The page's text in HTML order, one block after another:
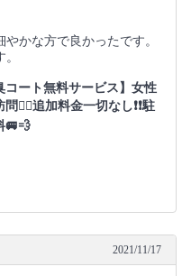
かな方で良かったです。
コート無料サービス】女性
🙆‍♀️追加料金一切なし❗️❗️駐
🚐💨
2021/11/17